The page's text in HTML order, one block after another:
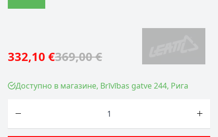
332,10 €369,00 €
Доступно в магазине, Brīvības gatve 244, Рига